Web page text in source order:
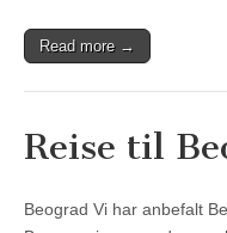
Read more →
Reise til
Beograd Vi har anbefalt